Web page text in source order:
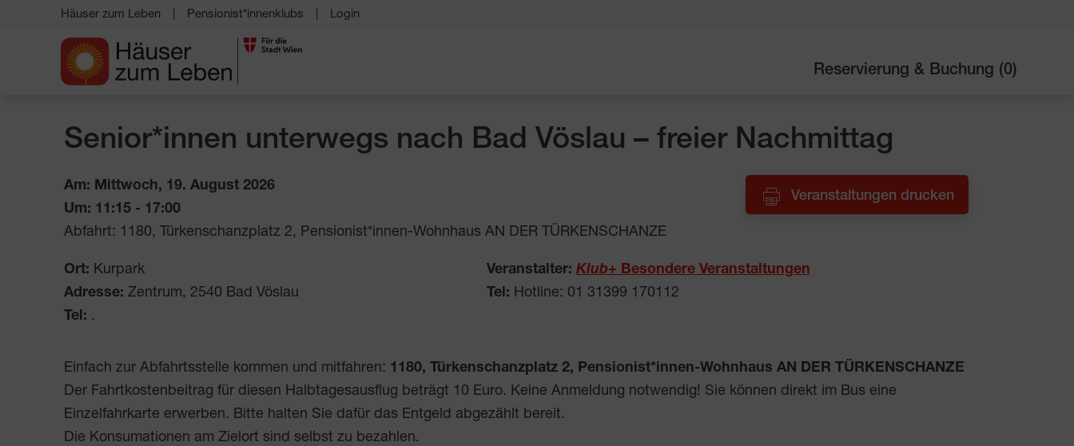
Häuser zum Leben Pensionist*innenklubs Login
Reservierung & Buchung (0)
Senior*innen unterwegs nach Bad Vöslau – freier Nachmittag
Veranstaltungen drucken
Am: Mittwoch, 19. August 2026
Um: 11:15 - 17:00
Abfahrt: 1180, Türkenschanzplatz 2, Pensionist*innen-Wohnhaus AN DER TÜRKENSCHANZE
Ort: Kurpark
Adresse: Zentrum, 2540 Bad Vöslau
Tel: .
Veranstalter: Klub+ Besondere Veranstaltungen
Tel: Hotline: 01 31399 170112
Einfach zur Abfahrtsstelle kommen und mitfahren: 1180, Türkenschanzplatz 2, Pensionist*innen-Wohnhaus AN DER TÜRKENSCHANZE
Der Fahrtkostenbeitrag für diesen Halbtagesausflug beträgt 10 Euro. Keine Anmeldung notwendig! Sie können direkt im Bus eine
Einzelfahrkarte erwerben. Bitte halten Sie dafür das Entgeld abgezählt bereit.
Die Konsumationen am Zielort sind selbst zu bezahlen.